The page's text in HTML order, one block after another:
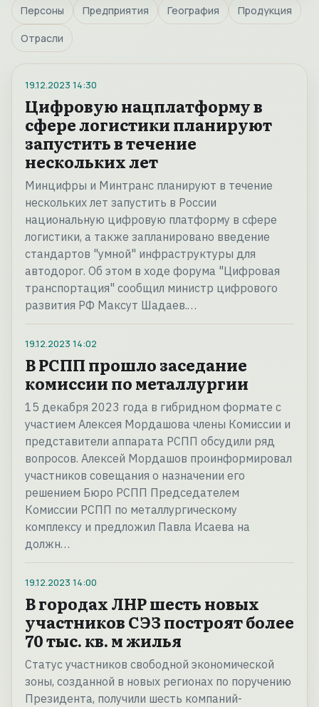
Персоны Предприятия География Продукция
Отрасли
19.12.2023 14:30
Цифровую нацплатформу в
сфере логистики планируют
запустить в течение
нескольких лет
Минцифры и Минтранс планируют в течение
нескольких лет запустить в России
национальную цифровую платформу в сфере
логистики, а также запланировано введение
стандартов "умной" инфраструктуры для
автодорог. Об этом в ходе форума "Цифровая
транспортация" сообщил министр цифрового
развития РФ Максут Шадаев.…
19.12.2023 14:02
В РСПП прошло заседание
комиссии по металлургии
15 декабря 2023 года в гибридном формате с
участием Алексея Мордашова члены Комиссии и
представители аппарата РСПП обсудили ряд
вопросов. Алексей Мордашов проинформировал
участников совещания о назначении его
решением Бюро РСПП Председателем
Комиссии РСПП по металлургическому
комплексу и предложил Павла Исаева на
должн…
19.12.2023 14:00
В городах ЛНР шесть новых
участников СЭЗ построят более
70 тыс. кв. м жилья
Статус участников свободной экономической
зоны, созданной в новых регионах по поручению
Президента, получили шесть компаний-